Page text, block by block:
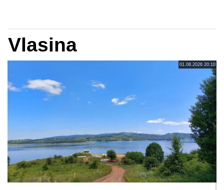
Vlasina
01.08.2026 20:10